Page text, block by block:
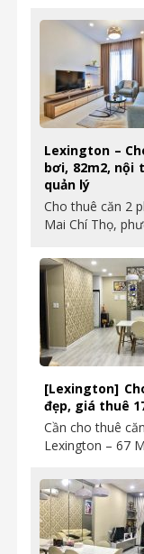
Lexington –
bơi, 82m2, nội
quản lý
Cho thuê căn 2
Mai Chí Thọ,
[Lexington]
đẹp, giá thuê
Cần cho thuê
Lexington – 67